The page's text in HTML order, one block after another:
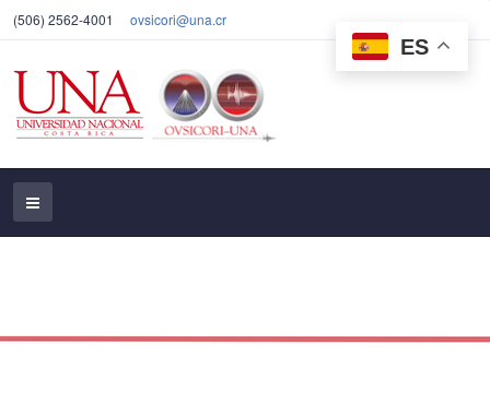
(506) 2562-4001 ovsicori@una.cr
ES